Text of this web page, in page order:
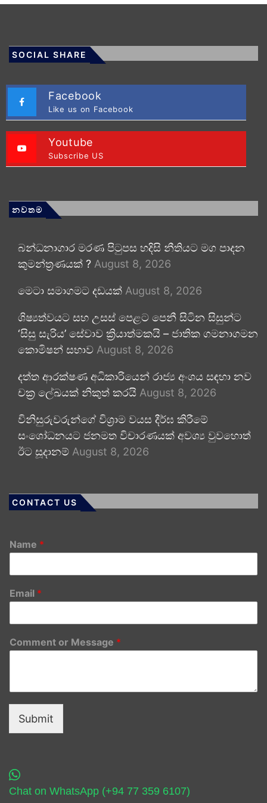
SOCIAL SHARE
Facebook
Like us on Facebook
Youtube
Subscribe US
නවතම
බන්ධනාගාර මරණ පිටුපස හදිසි නීතියට මග පාදන
කුමන්ත්‍රණයක් ? August 8, 2026
මෙටා සමාගමට දඩයක් August 8, 2026
ශිෂ්‍යත්වයට සහ උසස් පෙළට පෙනී සිටින සිසුන්ට
‘සිසු සැරිය’ සේවාව ක්‍රියාත්මකයි – ජාතික ගමනාගමන
කොමිෂන් සභාව August 8, 2026
දත්ත ආරක්ෂණ අධිකාරියෙන් රාජ්‍ය අංශය සඳහා නව
චක්‍ර ලේඛයක් නිකුත් කරයි August 8, 2026
විනිසුරුවරුන්ගේ විශ්‍රාම වයස දීර්ඝ කිරීමේ
සංශෝධනයට ජනමත විචාරණයක් අවශ්‍ය වුවහොත්
ඊට සූදානම් August 8, 2026
CONTACT US
Name *
Email *
Comment or Message *
Submit
Chat on WhatsApp (+94 77 359 6107)